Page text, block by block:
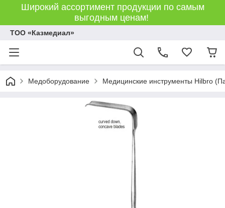
Широкий ассортимент продукции по самым
выгодным ценам!
ТОО «Казмедиал»
Медоборудование Медицинские инструменты Hilbro